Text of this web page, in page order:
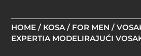
HOME / KOSA / FOR MEN /
EXPERTIA MODELIRAJUĆI